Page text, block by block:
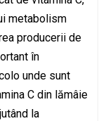
metabolism
producerii de
în
unde sunt
C din lămâie
la